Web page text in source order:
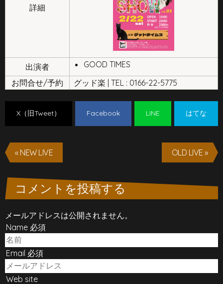
詳細
出演者
GOOD TIMES
お問合せ/予約
グッド楽 | TEL : 0166-22-5775
X（旧Tweet） Facebook LINE はてな
« NEW LIVE OLD LIVE »
コメントを投稿する
メールアドレスは公開されません。
Name 必須
Email 必須
Web site